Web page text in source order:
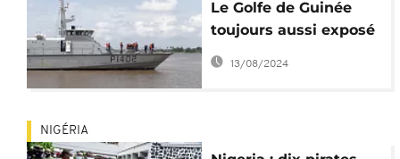
Le Golfe de Guinée
toujours aussi exposé
à la piraterie maritime
13/08/2024
NIGÉRIA